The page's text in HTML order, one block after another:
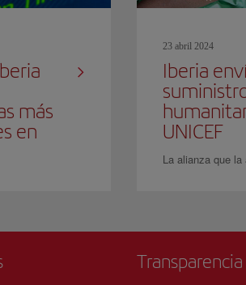
más
en
23 abril 2024
Iberia
UNICEF
La alianza que
Transparencia